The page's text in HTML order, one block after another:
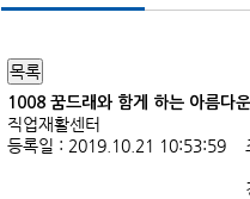
목록
1008 꿈드래와 함게 하는 아름다
직업재활센터
등록일 : 2019.10.21 10:53:59